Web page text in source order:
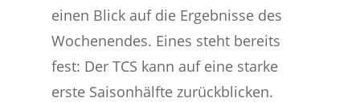
einen Blick auf die Ergebnisse des
Wochenendes. Eines steht bereits
fest: Der TCS kann auf eine starke
erste Saisonhälfte zurückblicken.